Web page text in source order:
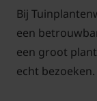
niet geschikt.
Wat is de
Hedera
Bij
een
een groot
echt bezoeken.